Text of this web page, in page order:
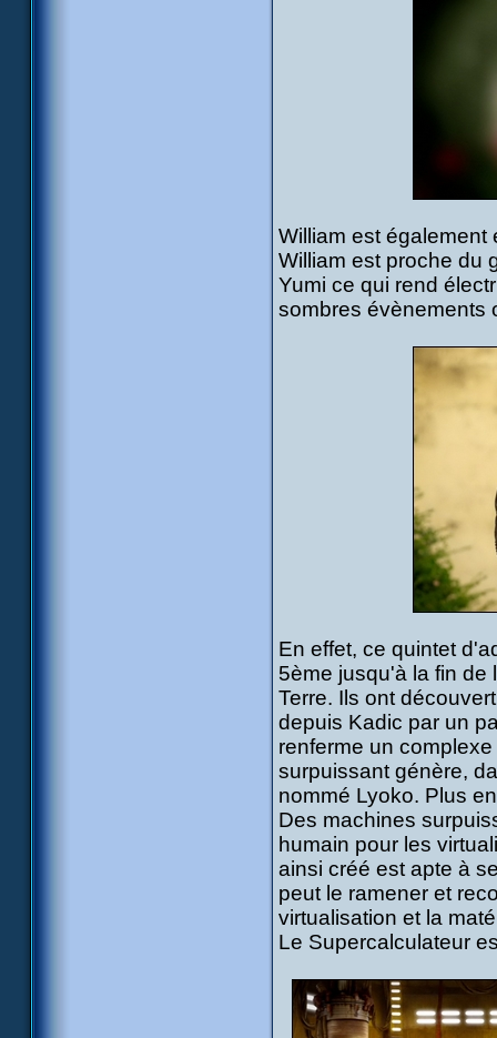
William est également
William est proche du
Yumi ce qui rend
sombres évènements
En effet, ce quintet
5ème jusqu'à la fin de
Terre. Ils ont
depuis Kadic par un
renferme un
surpuissant génère,
nommé Lyoko. Plus
Des machines
humain pour les
ainsi créé est apte à
peut le ramener et
virtualisation et la
Le Supercalculateur